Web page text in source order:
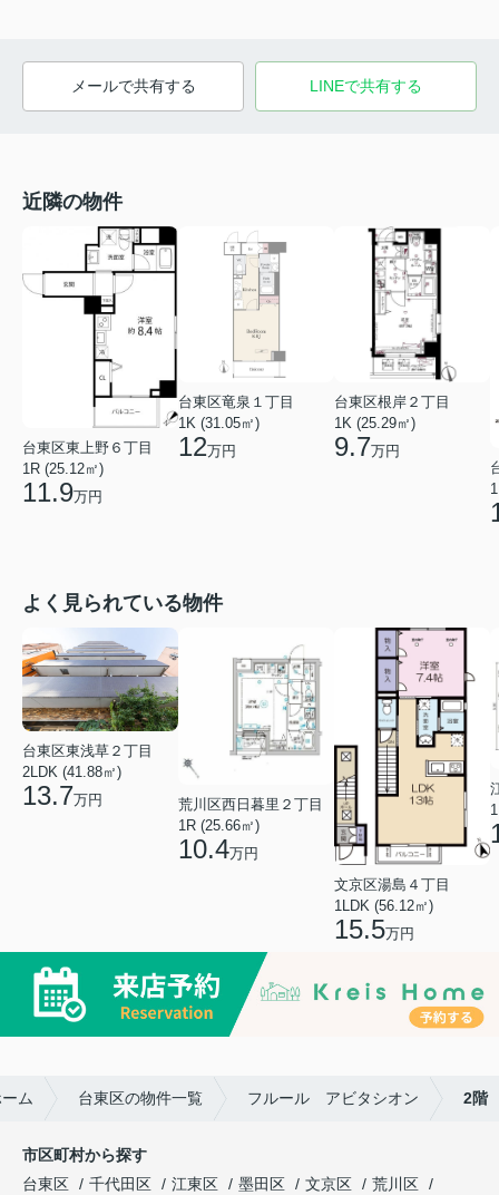
メールで共有する LINEで共有する
近隣の物件
台東区東上野６丁目
1R (25.12㎡)
11.9万円
台東区竜泉１丁目
1K (31.05㎡)
12万円
台東区根岸２丁目
1K (25.29㎡)
9.7万円
よく見られている物件
台東区東浅草２丁目
2LDK (41.88㎡)
13.7万円
荒川区西日暮里２丁目
1R (25.66㎡)
10.4万円
文京区湯島４丁目
1LDK (56.12㎡)
15.5万円
ム 台東区の物件一覧 フルール アビタシオン 2階
市区町村から探す
台東区
千代田区 江東区 墨田区 文京区
荒川区